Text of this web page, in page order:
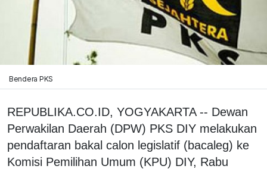
Bendera PKS
REPUBLIKA.CO.ID, YOGYAKARTA -- Dewan
Perwakilan Daerah (DPW) PKS DIY melakukan
pendaftaran bakal calon legislatif (bacaleg) ke
Komisi Pemilihan Umum (KPU) DIY, Rabu